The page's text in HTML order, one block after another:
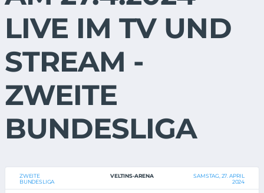
LIVE IM TV UND
STREAM -
ZWEITE
BUNDESLIGA
ZWEITE
BUNDESLIGA
VELTINS-ARENA
SAMSTAG, 27. APRIL
2024